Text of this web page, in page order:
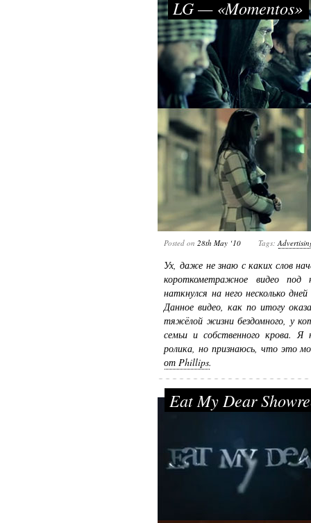
LG — «Momentos»
Posted on 28th May ‘10 Tags:
Ух, даже не знаю с каких слов
короткометражное видео
наткнулся на него несколько
Данное видео, как по итогу
тяжёлой жизни бездомного, у
семьи и собственного крова. Я
ролика, но признаюсь, что это
от Phillips.
Eat My Dear